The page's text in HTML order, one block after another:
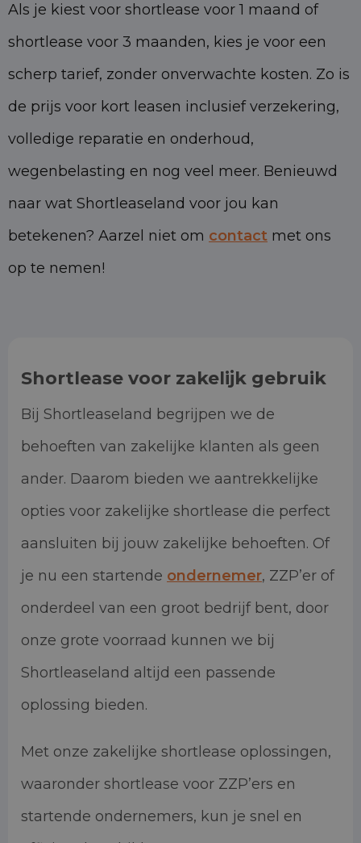
Als je kiest voor shortlease voor 1 maand of
shortlease voor 3 maanden, kies je voor een
scherp tarief, zonder onverwachte kosten. Zo is
de prijs voor kort leasen inclusief verzekering,
volledige reparatie en onderhoud,
wegenbelasting en nog veel meer. Benieuwd
naar wat Shortleaseland voor jou kan
betekenen? Aarzel niet om contact met ons
op te nemen!
Shortlease voor zakelijk gebruik
Bij Shortleaseland begrijpen we de
behoeften van zakelijke klanten als geen
ander. Daarom bieden we aantrekkelijke
opties voor zakelijke shortlease die perfect
aansluiten bij jouw zakelijke behoeften. Of
je nu een startende ondernemer, ZZP’er of
onderdeel van een groot bedrijf bent, door
onze grote voorraad kunnen we bij
Shortleaseland altijd een passende
oplossing bieden.
Met onze zakelijke shortlease oplossingen,
waaronder shortlease voor ZZP’ers en
startende ondernemers, kun je snel en